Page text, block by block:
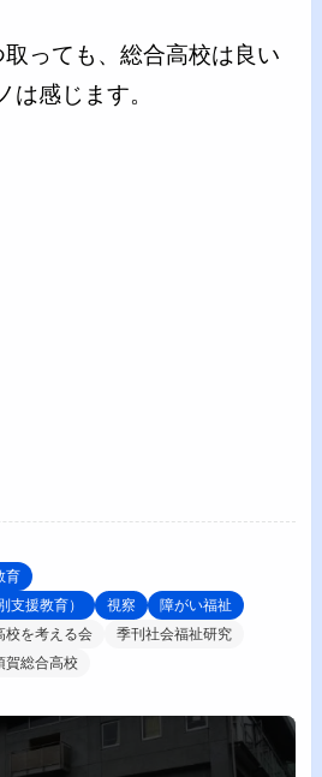
っても、総合高校は良い
は感じます。
育
支援教育）
視察
障がい福祉
校を考える会
季刊社会福祉研究
賀総合高校